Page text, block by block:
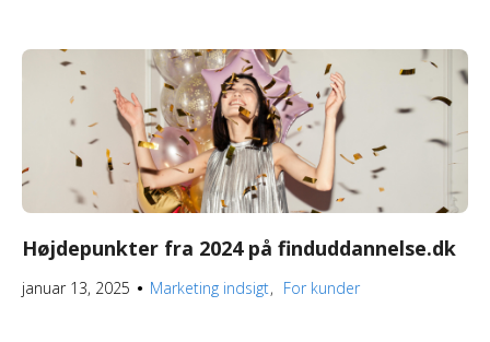
Højdepunkter fra 2024 på finduddannelse.dk
januar 13, 2025 ● Marketing indsigt For kunder